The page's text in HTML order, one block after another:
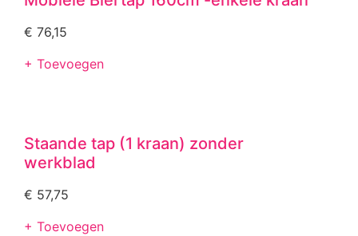
€ 76,15
+ Toevoegen
Staande tap (1 kraan) zonder
werkblad
€ 57,75
+ Toevoegen